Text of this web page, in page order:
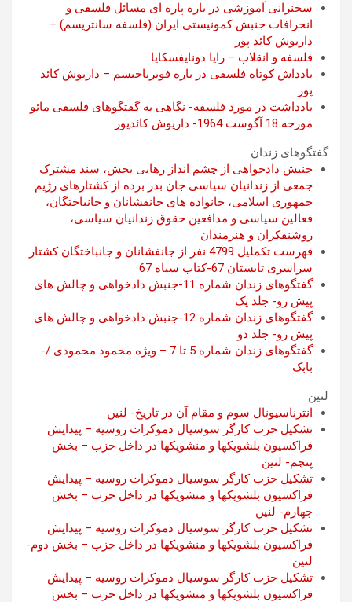
سخنرانی آموزشی در باره پاره ای مسائل فلسفی و
انحرافات جنبش کمونیستی ایران (فلسفه سانتریسم) –
داریوش کائد پور
فلسفه و انقلاب – رایا دونایفسکایا
یادداش کوتاه فلسفی در باره فویرباخیسم – داریوش کائد
پور
یادداشت در مورد فلسفه- نگاهی به گفتگوهای فلسفی مائو
مورحه 18 آگوست 1964- داریوش کائدپور
گفتگوهای زندان
جنبش دادخواهی از چشم انداز رهایی بخش، سند مشترک
جمعی از زندانیان سیاسی جان بدر برده از کشتارهای رژیم
جمهوری اسلامی، خانواده های جانفشانان و جانباختگان،
فعالین سیاسی و مدافعین حقوق زندانیان سیاسی،
روشنفکران و هنرمندان
فهرست تکملیل 4799 نفر از جانفشانان و جانباختگان کشتار
سراسری تابستان 67-کتاب سیاه 67
گفتگوهای زندان شماره 11-جنبش دادخواهی و چالش های
پیش رو- جلد یک
گفتگوهای زندان شماره 12-جنبش دادخواهی و چالش های
پیش رو- جلد دو
گفتگوهای زندان شماره 5 تا 7 – ویژه محمود محمودی /-
بابک
لنین
انترناسیونال سوم و مقام آن در تاریخ- لنین
تشکیل حزب کارگر سوسیال دموکرات روسیه – پیدایش
فراکسیون بلشویکها و منشویکها در داخل حزب – بخش
پنچم- لنین
تشکیل حزب کارگر سوسیال دموکرات روسیه – پیدایش
فراکسیون بلشویکها و منشویکها در داخل حزب – بخش
چهارم- لنین
تشکیل حزب کارگر سوسیال دموکرات روسیه – پیدایش
فراکسیون بلشویکها و منشویکها در داخل حزب – بخش دوم-
لنین
تشکیل حزب کارگر سوسیال دموکرات روسیه – پیدایش
فراکسیون بلشویکها و منشویکها در داخل حزب – بخش